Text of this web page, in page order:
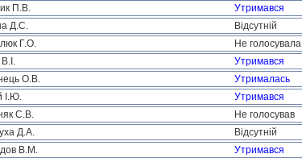
П.В.
Утримався
Д.С.
Відсутній
Г.О.
Не голосувала
Утримався
О.В.
Утрималась
І.Ю.
Утримався
С.В.
Не голосував
Д.А.
Відсутній
В.М.
Утримався